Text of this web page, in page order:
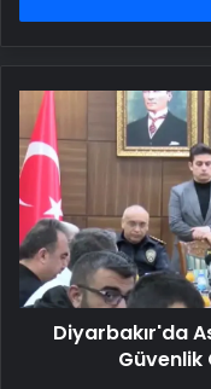
Diyarbakır'da
Asayiş
Olaylarında
Azalma
ve
Güvenlik
Operasyonları
Artıyor
Diyarbakır'da
Güvenlik